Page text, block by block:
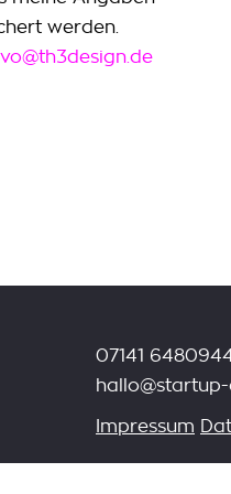
werden.
07141
Impressum